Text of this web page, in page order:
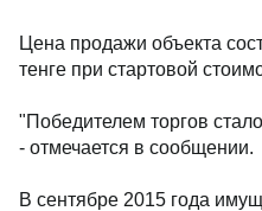
Цена продажи объекта
тенге при стартовой
"Победителем торгов
- отмечается в сообщении.
В сентябре 2015 года